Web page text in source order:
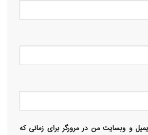
و وبسایت من در مرورگر برای زمانی که